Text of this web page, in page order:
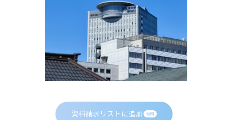
資料請求リストに追加 無料